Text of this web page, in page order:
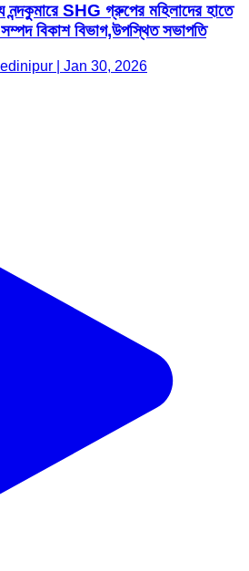
নন্দকুমারে SHG গ্রুপের মহিলাদের হাতে
বিকাশ বিভাগ,উপস্থিত সভাপতি
| Jan 30, 2026